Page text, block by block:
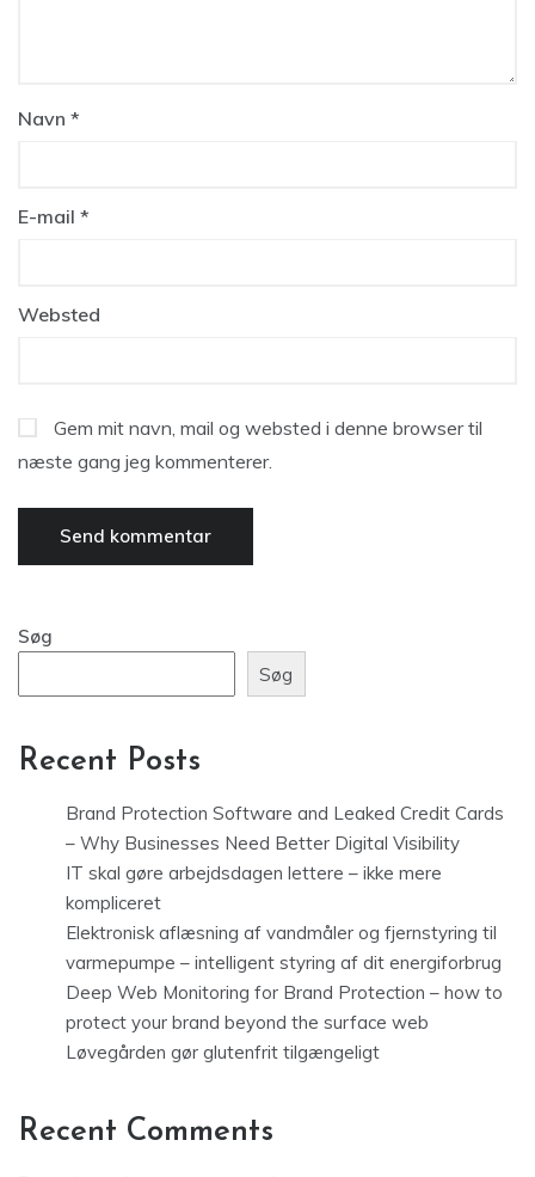
Navn *
E-mail *
Websted
Gem mit navn, mail og websted i denne browser til
næste gang jeg kommenterer.
Søg
Søg
Recent Posts
Brand Protection Software and Leaked Credit Cards
– Why Businesses Need Better Digital Visibility
IT skal gøre arbejdsdagen lettere – ikke mere
kompliceret
Elektronisk aflæsning af vandmåler og fjernstyring til
varmepumpe – intelligent styring af dit energiforbrug
Deep Web Monitoring for Brand Protection – how to
protect your brand beyond the surface web
Løvegården gør glutenfrit tilgængeligt
Recent Comments